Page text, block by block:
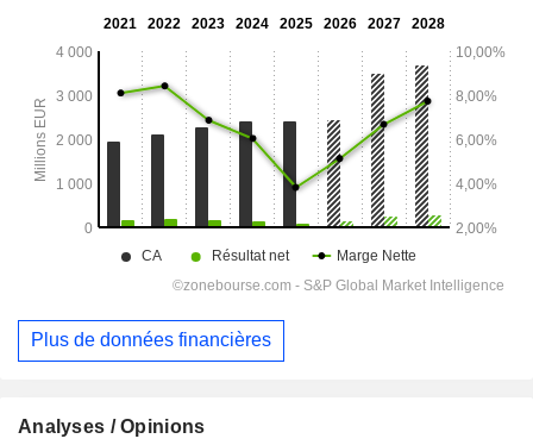
Plus de données financières
Analyses / Opinions